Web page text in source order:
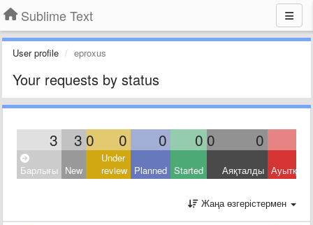
Sublime Text
User profile eproxus
Your requests by status
3 3 0 0 0 0 0 0
Барлығы New
Under
review Planned Started Аяқталды
Жаңа өзгерістермен